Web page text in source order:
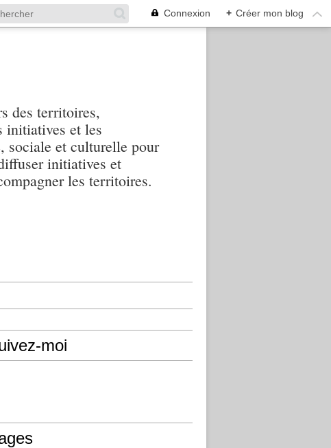
Connexion + Créer mon blog
des territoires,
initiatives et les
sociale et culturelle pour
initiatives et
les territoires.
moi